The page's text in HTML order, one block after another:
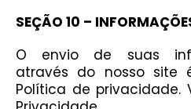
SEÇÃO 10 –
O envio de suas
através do nosso site
Política de privacidade.